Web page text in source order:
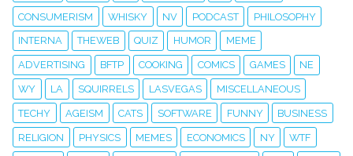
CONSUMERISM WHISKY NV PODCAST PHILOSOPHY
INTERNA THEWEB QUIZ HUMOR MEME
ADVERTISING BFTP COOKING COMICS GAMES NE
WY LA SQUIRRELS LASVEGAS MISCELLANEOUS
TECHY AGEISM CATS SOFTWARE FUNNY BUSINESS
RELIGION PHYSICS MEMES ECONOMICS NY WTF